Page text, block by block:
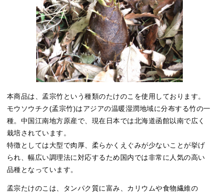
本商品は、孟宗竹という種類のたけのこを使用しております。
モウソウチク(孟宗竹)はアジアの温暖湿潤地域に分布する竹の一
種。中国江南地方原産で、現在日本では北海道函館以南で広く
栽培されています。
特徴としては大型で肉厚、柔らかくえぐみが少ないことが挙げ
られ、幅広い調理法に対応するため国内では非常に人気の高い
品種となっています。
孟宗たけのこは、タンパク質に富み、カリウムや食物繊維の